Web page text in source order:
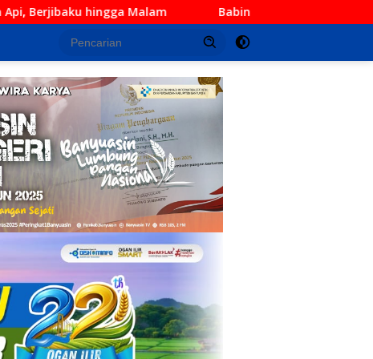
Babinsa Koramil 402-12/Pemulutan Perkuat Keamanan